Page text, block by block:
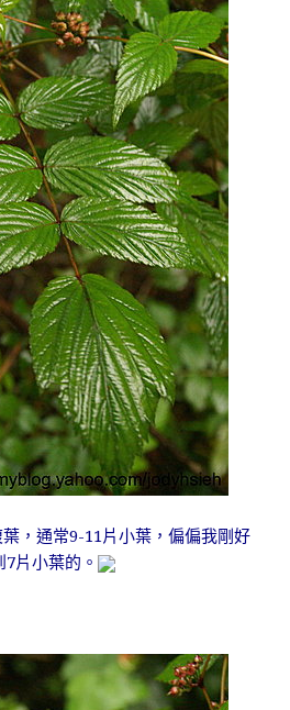
，通常9-11片小葉，偏偏我剛好
7片小葉的。